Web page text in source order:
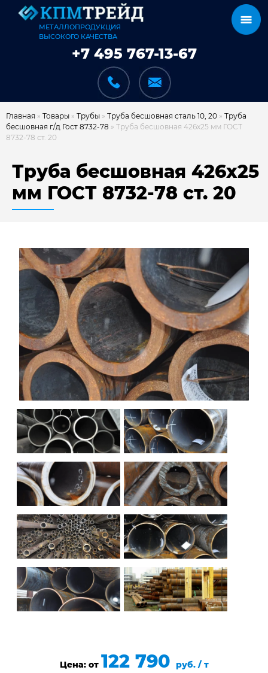
МЕТАЛЛОПРОДУКЦИЯ
ВЫСОКОГО КАЧЕСТВА
+7 495 767-13-67
ДОСТАВКА И ОПЛАТА
НАШИ ОБЪЕКТЫ
ОТЗЫВЫ
О НАС
БЛОГ
КОНТАКТЫ
Главная » Товары » Трубы » Труба бесшовная сталь 10, 20 » Труба
бесшовная г/д Гост 8732-78 » Труба бесшовная 426х25 мм ГОСТ
8732-78 ст. 20
Труба бесшовная 426х25
мм ГОСТ 8732-78 ст. 20
Цена: от 122 790 руб. / т